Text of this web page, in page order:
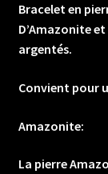
et
logo
argentés.
Bracelet en
D’Amazonite
argentés.
Convient pour
Amazonite:
La pierre